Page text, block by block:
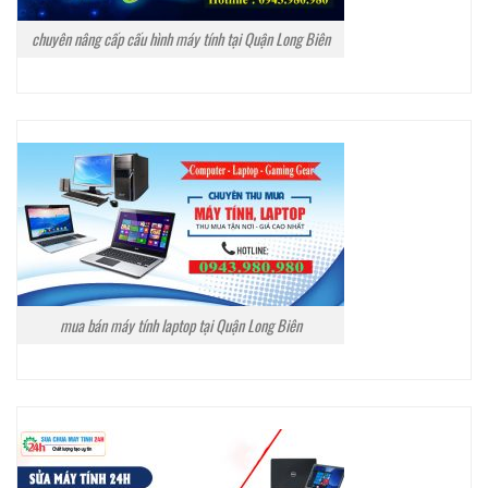
chuyên nâng cấp cấu hình máy tính tại Quận Long Biên
mua bán máy tính laptop tại Quận Long Biên